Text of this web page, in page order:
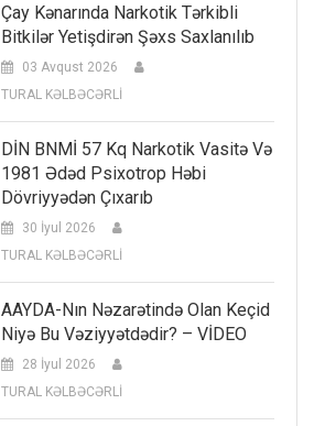
Çay Kənarında Narkotik Tərkibli
Bitkilər Yetişdirən Şəxs Saxlanılıb
03 Avqust 2026
TURAL KƏLBƏCƏRLİ
DİN BNMİ 57 Kq Narkotik Vasitə Və
1981 Ədəd Psixotrop Həbi
Dövriyyədən Çıxarıb
30 İyul 2026
TURAL KƏLBƏCƏRLİ
AAYDA-Nın Nəzarətində Olan Keçid
Niyə Bu Vəziyyətdədir? – VİDEO
28 İyul 2026
TURAL KƏLBƏCƏRLİ